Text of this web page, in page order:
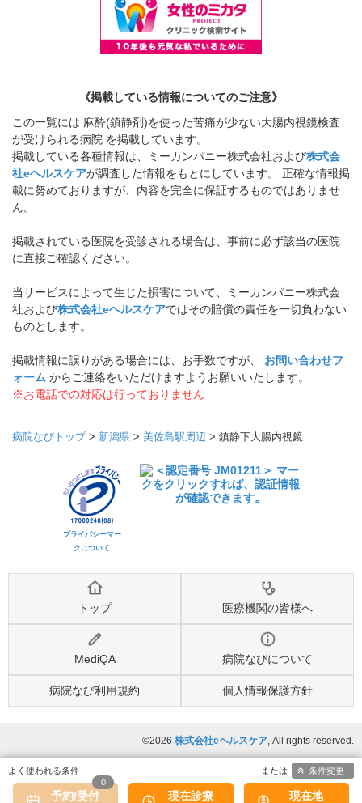
《掲載している情報についてのご注意》
この一覧には 麻酔(鎮静剤)を使った苦痛が少ない大腸内視鏡検査
が受けられる病院 を掲載しています。
掲載している各種情報は、ミーカンパニー株式会社および株式会
社eヘルスケアが調査した情報をもとにしています。 正確な情報掲
載に努めておりますが、内容を完全に保証するものではありませ
ん。
掲載されている医院を受診される場合は、事前に必ず該当の医院
に直接ご確認ください。
当サービスによって生じた損害について、ミーカンパニー株式会
社および株式会社eヘルスケアではその賠償の責任を一切負わない
ものとします。
掲載情報に誤りがある場合には、お手数ですが、 お問い合わせフ
ォーム からご連絡をいただけますようお願いいたします。
※お電話での対応は行っておりません
病院なびトップ> 新潟県 > 美佐島駅周辺 > 鎮静下大腸内視鏡
プライバシーマー
クについて
トップ 医療機関の皆様へ
MediQA 病院なびについて
病院なび利用規約 個人情報保護方針
©2026 株式会社eヘルスケア, All rights reserved.
予約/受付
0
現在診療 現在地
条件変更